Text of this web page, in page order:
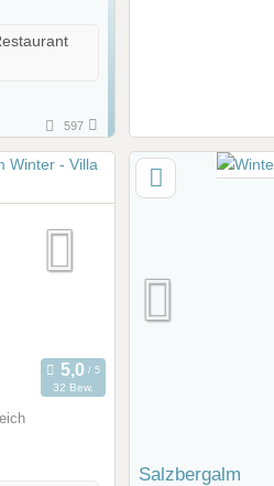
597
32 Bew.
Salzbergalm